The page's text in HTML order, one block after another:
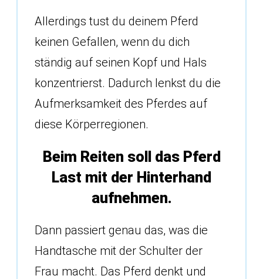
Allerdings tust du deinem Pferd
keinen Gefallen, wenn du dich
ständig auf seinen Kopf und Hals
konzentrierst. Dadurch lenkst du die
Aufmerksamkeit des Pferdes auf
diese Körperregionen.
Beim Reiten soll das Pferd
Last mit der Hinterhand
aufnehmen.
Dann passiert genau das, was die
Handtasche mit der Schulter der
Frau macht. Das Pferd denkt und